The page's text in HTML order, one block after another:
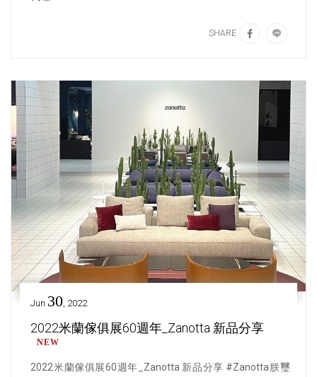
SHARE
Jun 30, 2022
2022米蘭傢俱展60週年_Zanotta 新品分享
NEW
2022米蘭傢俱展60週年_Zanotta 新品分享 #Zanotta朕璽